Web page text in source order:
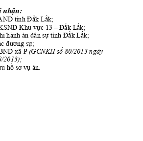
nhận:
tỉnh Đắk Lắk;
ND Khu vực 13 – Đắk Lắk;
hành án dân sự tỉnh Đắk Lắk;
đương sự;
xã P (GCNKH số 80/2013 ngày
2013);
hồ sơ vụ án.